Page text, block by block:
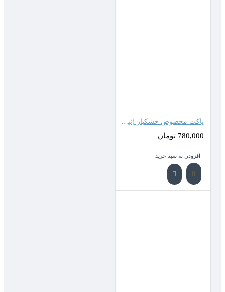
پاکت مخصوص خشکبار (نیم کیلویی)
780,000 تومان
افزودن به سبد خرید